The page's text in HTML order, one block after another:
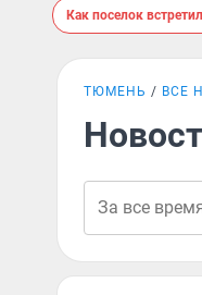
Как поселок
ТЮМЕНЬ ВСЕ